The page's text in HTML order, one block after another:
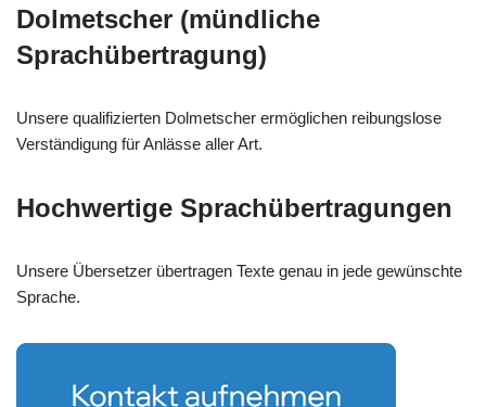
Dolmetscher (mündliche
Sprachübertragung)
Unsere qualifizierten Dolmetscher ermöglichen reibungslose
Verständigung für Anlässe aller Art.
Hochwertige Sprachübertragungen
Unsere Übersetzer übertragen Texte genau in jede gewünschte
Sprache.